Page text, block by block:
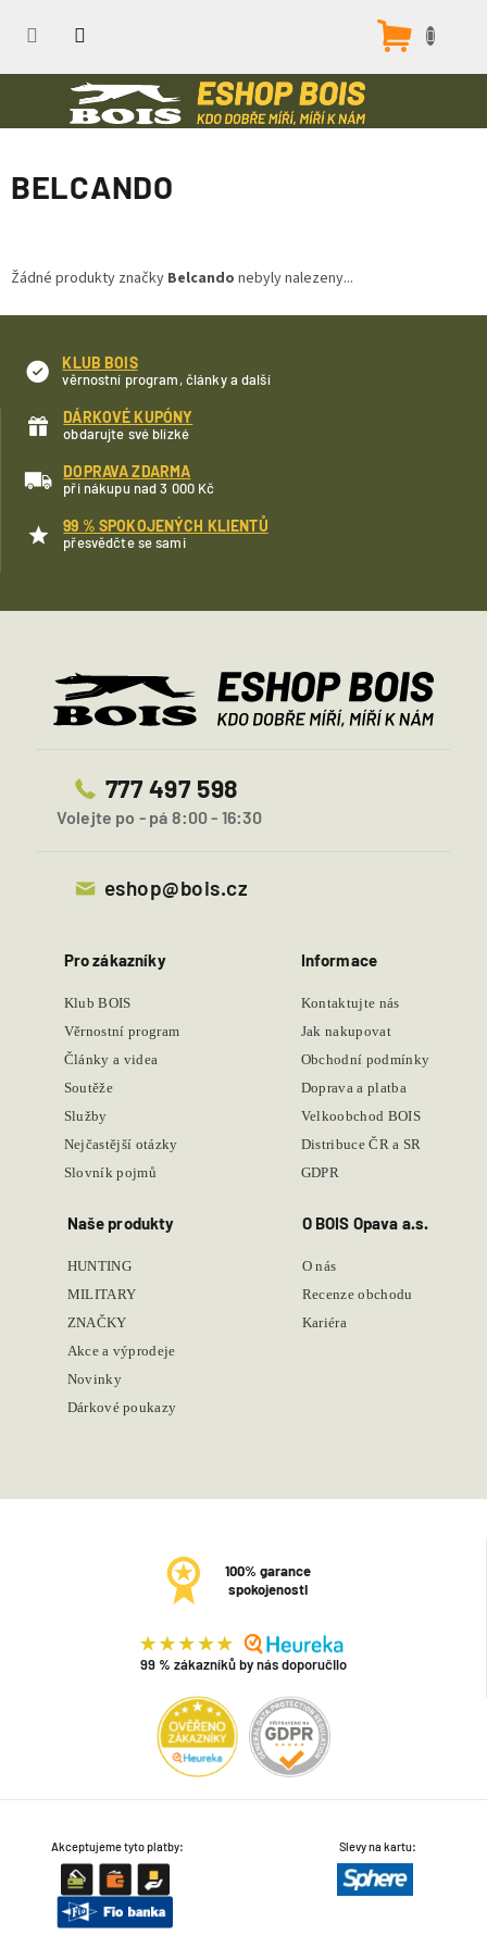
BELCANDO
Žádné produkty značky Belcando nebyly nalezeny...
KLUB BOIS
věrnostní program, články a další
DÁRKOVÉ KUPÓNY
obdarujte své blízké
DOPRAVA ZDARMA
při nákupu nad 3 000 Kč
99 % SPOKOJENÝCH KLIENTŮ
přesvědčte se sami
777 497 598
Volejte po - pá 8:00 - 16:30
eshop@bois.cz
Pro zákazníky
Klub BOIS
Věrnostní program
Články a videa
Soutěže
Služby
Nejčastější otázky
Slovník pojmů
Informace
Kontaktujte nás
Jak nakupovat
Obchodní podmínky
Doprava a platba
Velkoobchod BOIS
Distribuce ČR a SR
GDPR
Naše produkty
HUNTING
MILITARY
ZNAČKY
Akce a výprodeje
Novinky
Dárkové poukazy
O BOIS Opava a.s.
O nás
Recenze obchodu
Kariéra
100% garance
spokojenosti
99 % zákazníků by nás doporučilo
Akceptujeme tyto platby: Slevy na kartu: